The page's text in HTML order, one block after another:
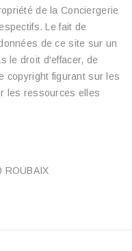
de la Conciergerie
Le fait de
de ce site sur un
le droit d'effacer, de
copyright figurant sur les
les ressources elles
ROUBAIX